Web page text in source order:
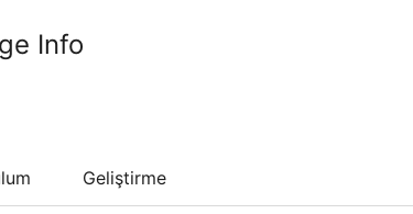
Info
Geliştirme